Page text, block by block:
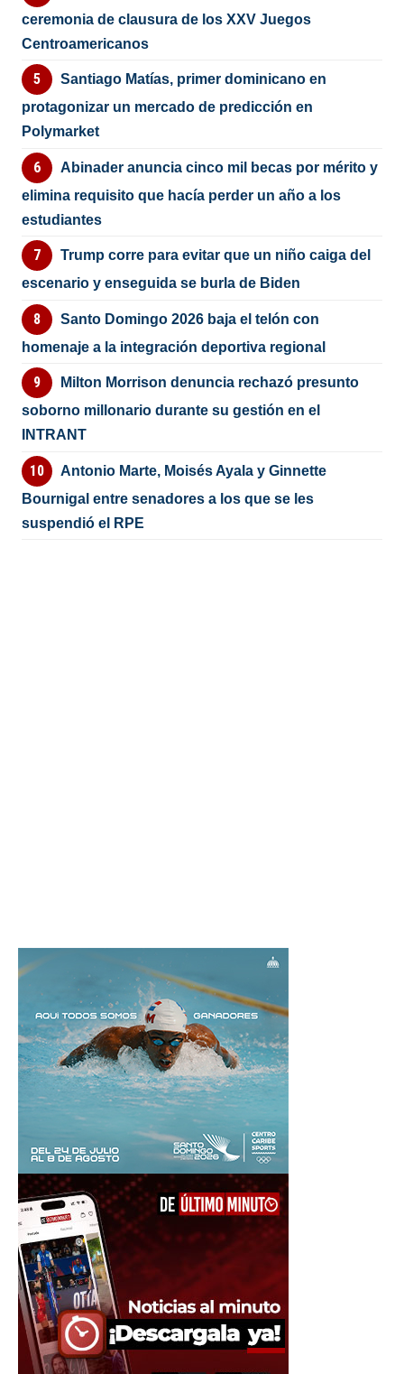
ceremonia de clausura de los XXV Juegos
Centroamericanos
Santiago Matías, primer dominicano en
protagonizar un mercado de predicción en
Polymarket
Abinader anuncia cinco mil becas por mérito y
elimina requisito que hacía perder un año a los
estudiantes
Trump corre para evitar que un niño caiga del
escenario y enseguida se burla de Biden
Santo Domingo 2026 baja el telón con
homenaje a la integración deportiva regional
Milton Morrison denuncia rechazó presunto
soborno millonario durante su gestión en el
INTRANT
Antonio Marte, Moisés Ayala y Ginnette
Bournigal entre senadores a los que se les
suspendió el RPE